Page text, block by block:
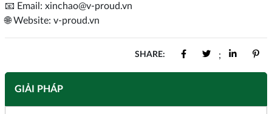
GIẢI PHÁP
📧 Email: xinchao@v-proud.vn
🌐 Website: v-proud.vn
SHARE: ;